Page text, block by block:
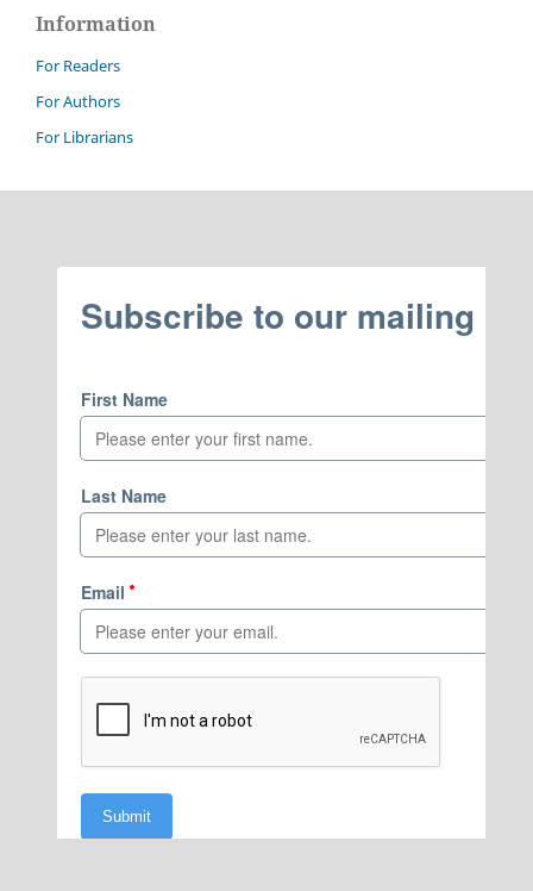
Information
For Readers
For Authors
For Librarians